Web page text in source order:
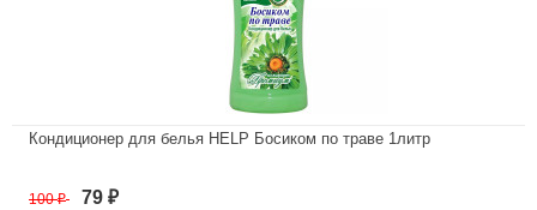
Кондиционер для белья HELP Босиком по траве 1литр
100₽ 79 ₽